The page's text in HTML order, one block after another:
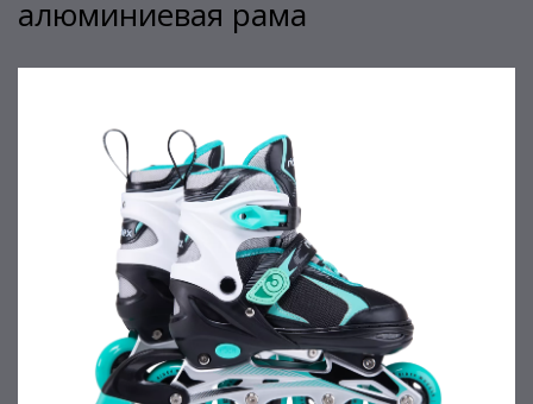
алюминиевая рама